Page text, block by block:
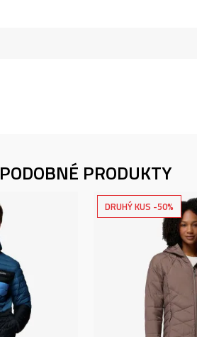
PODOBNÉ PRODUKTY
DRUHÝ KUS -50%